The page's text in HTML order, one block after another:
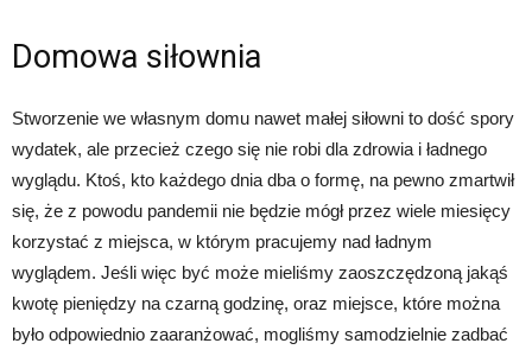
Domowa siłownia
Stworzenie we własnym domu nawet małej siłowni to dość spory
wydatek, ale przecież czego się nie robi dla zdrowia i ładnego
wyglądu. Ktoś, kto każdego dnia dba o formę, na pewno zmartwił
się, że z powodu pandemii nie będzie mógł przez wiele miesięcy
korzystać z miejsca, w którym pracujemy nad ładnym
wyglądem. Jeśli więc być może mieliśmy zaoszczędzoną jakąś
kwotę pieniędzy na czarną godzinę, oraz miejsce, które można
było odpowiednio zaaranżować, mogliśmy samodzielnie zadbać